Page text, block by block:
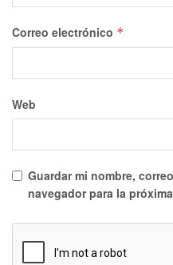
Correo electrónico *
Web
Guardar mi nombre,
navegador para la